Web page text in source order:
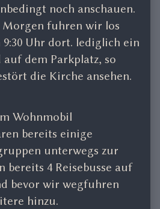
noch anschauen.
fuhren wir los
Uhr dort. lediglich ein
dem Parkplatz, so
die Kirche ansehen.
Wohnmobil
bereits einige
unterwegs zur
bereits 4 Reisebusse auf
bevor wir wegfuhren
hinzu.